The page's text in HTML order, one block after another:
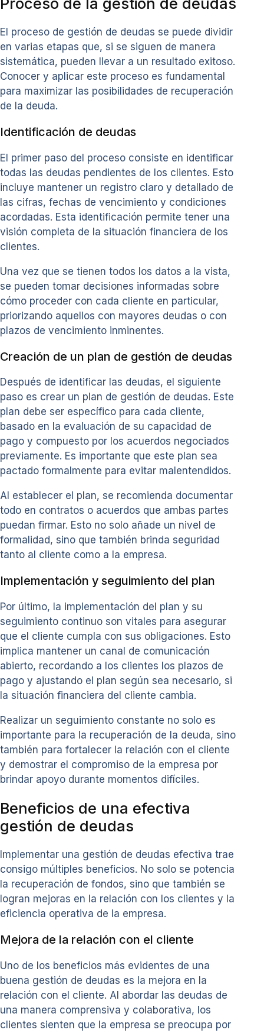
El proceso de gestión de deudas se puede dividir
en varias etapas que, si se siguen de manera
sistemática, pueden llevar a un resultado exitoso.
Conocer y aplicar este proceso es fundamental
para maximizar las posibilidades de recuperación
de la deuda.
Identificación de deudas
El primer paso del proceso consiste en identificar
todas las deudas pendientes de los clientes. Esto
incluye mantener un registro claro y detallado de
las cifras, fechas de vencimiento y condiciones
acordadas. Esta identificación permite tener una
visión completa de la situación financiera de los
clientes.
Una vez que se tienen todos los datos a la vista,
se pueden tomar decisiones informadas sobre
cómo proceder con cada cliente en particular,
priorizando aquellos con mayores deudas o con
plazos de vencimiento inminentes.
Creación de un plan de gestión de deudas
Después de identificar las deudas, el siguiente
paso es crear un plan de gestión de deudas. Este
plan debe ser específico para cada cliente,
basado en la evaluación de su capacidad de
pago y compuesto por los acuerdos negociados
previamente. Es importante que este plan sea
pactado formalmente para evitar malentendidos.
Al establecer el plan, se recomienda documentar
todo en contratos o acuerdos que ambas partes
puedan firmar. Esto no solo añade un nivel de
formalidad, sino que también brinda seguridad
tanto al cliente como a la empresa.
Implementación y seguimiento del plan
Por último, la implementación del plan y su
seguimiento continuo son vitales para asegurar
que el cliente cumpla con sus obligaciones. Esto
implica mantener un canal de comunicación
abierto, recordando a los clientes los plazos de
pago y ajustando el plan según sea necesario, si
la situación financiera del cliente cambia.
Realizar un seguimiento constante no solo es
importante para la recuperación de la deuda, sino
también para fortalecer la relación con el cliente
y demostrar el compromiso de la empresa por
brindar apoyo durante momentos difíciles.
Beneficios de una efectiva
gestión de deudas
Implementar una gestión de deudas efectiva trae
consigo múltiples beneficios. No solo se potencia
la recuperación de fondos, sino que también se
logran mejoras en la relación con los clientes y la
eficiencia operativa de la empresa.
Mejora de la relación con el cliente
Uno de los beneficios más evidentes de una
buena gestión de deudas es la mejora en la
relación con el cliente. Al abordar las deudas de
una manera comprensiva y colaborativa, los
clientes sienten que la empresa se preocupa por